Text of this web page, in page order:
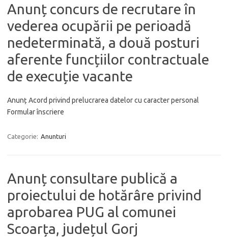
Anunț concurs de recrutare în
vederea ocupării pe perioadă
nedeterminată, a două posturi
aferente funcțiilor contractuale
de execuție vacante
Anunț Acord privind prelucrarea datelor cu caracter personal
Formular înscriere
Categorie: Anunturi
Anunț consultare publică a
proiectului de hotărâre privind
aprobarea PUG al comunei
Scoarța, județul Gorj